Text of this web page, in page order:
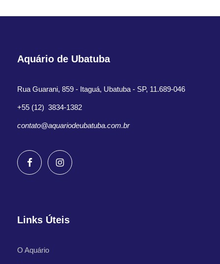
Aquário de Ubatuba
Rua Guarani, 859 - Itaguá, Ubatuba - SP, 11.689-046
+55 (12) 3834-1382
contato@aquariodeubatuba.com.br
Links Úteis
O Aquário